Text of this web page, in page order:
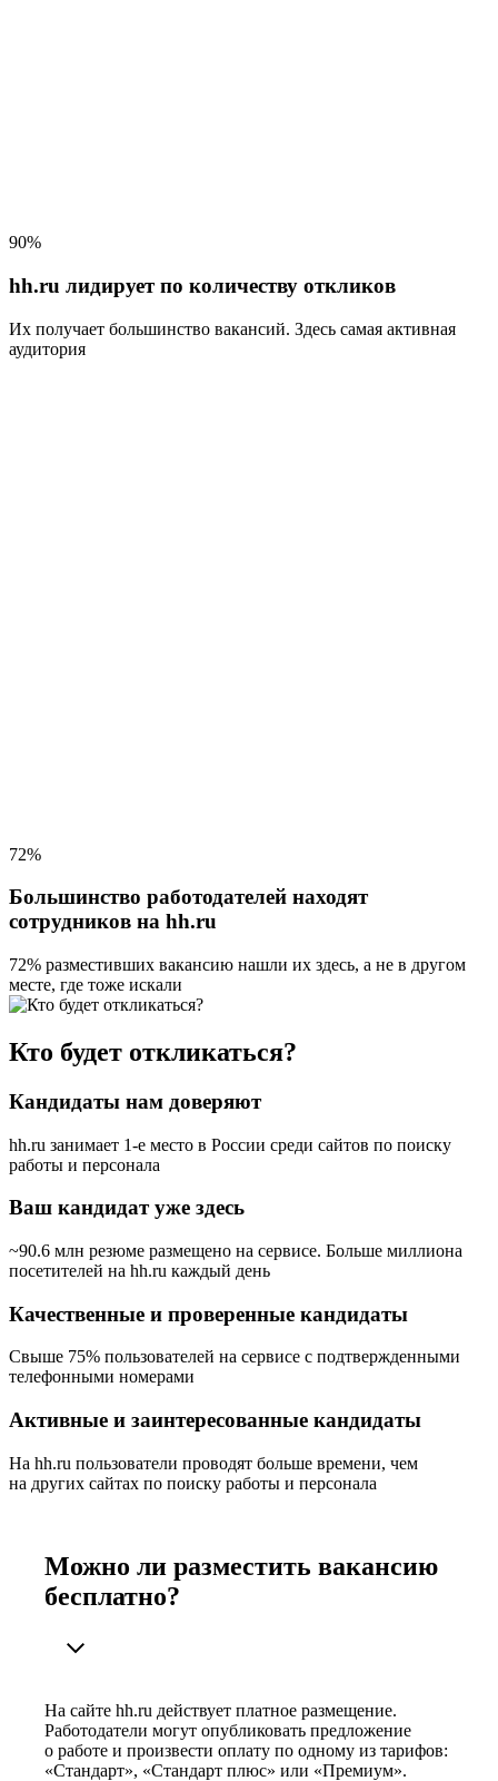
90%
hh.ru лидирует по количеству откликов
Их получает большинство вакансий. Здесь самая активная
аудитория
72%
Большинство работодателей находят
сотрудников на hh.ru
72% разместивших вакансию нашли их здесь, а не в другом
месте, где тоже искали
Кто будет откликаться?
Кандидаты нам доверяют
hh.ru занимает 1-е место в России среди сайтов по поиску
работы и персонала
Ваш кандидат уже здесь
~90.6 млн резюме размещено на сервисе. Больше миллиона
посетителей на hh.ru каждый день
Качественные и проверенные кандидаты
Свыше 75% пользователей на сервисе с подтвержденными
телефонными номерами
Активные и заинтересованные кандидаты
На hh.ru пользователи проводят больше времени, чем
на других сайтах по поиску работы и персонала
Можно ли разместить вакансию
бесплатно?
На сайте hh.ru действует платное размещение.
Работодатели могут опубликовать предложение
о работе и произвести оплату по одному из тарифов:
«Стандарт», «Стандарт плюс» или «Премиум».